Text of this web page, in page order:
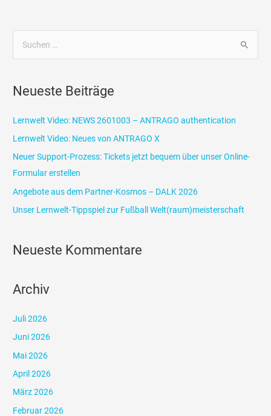
h
a
c
h
:
Neueste Beiträge
Lernwelt Video: NEWS 2601003 – ANTRAGO authentication
Lernwelt Video: Neues von ANTRAGO X
Neuer Support-Prozess: Tickets jetzt bequem über unser Online-
Formular erstellen
Angebote aus dem Partner-Kosmos – DALK 2026
Unser Lernwelt-Tippspiel zur Fußball Welt(raum)meisterschaft
Neueste Kommentare
Archiv
Juli 2026
Juni 2026
Mai 2026
April 2026
März 2026
Februar 2026